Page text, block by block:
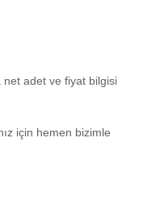
net adet ve fiyat bilgisi
için hemen bizimle